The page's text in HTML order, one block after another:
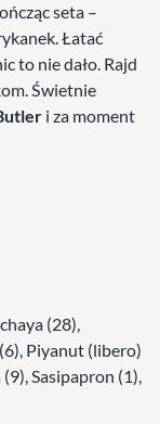
seta –
Łatać
to nie dało. Rajd
Świetnie
i za moment
(28),
Piyanut (libero)
Sasipapron (1),